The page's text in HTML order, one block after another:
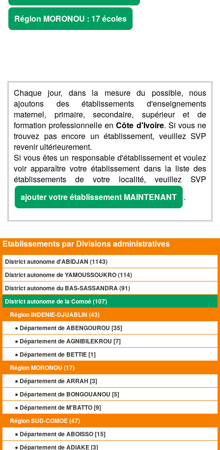
Région MORONOU : 17 écoles
Chaque jour, dans la mesure du possible, nous
ajoutons des établissements d'enseignements
maternel, primaire, secondaire, supérieur et de
formation professionnelle enCôte d'Ivoire. Si vous ne
trouvez pas encore un établissement, veuillez SVP
revenir ultérieurement.
Si vous êtes un responsable d'établissement et voulez
voir apparaître votre établissement dans la liste des
établissements de votre localité, veuillez SVP
ajouter votre établissement MAINTENANT
.
Etablissements par Divisions administratives
District autonome d'ABIDJAN (1143)
District autonome de YAMOUSSOUKRO (114)
District autonome du BAS-SASSANDRA (91)
District autonome de la Comoé (107)
Région INDENIE-DJUABLIN (43)
● Département de ABENGOUROU [35]
● Département de AGNIBILEKROU [7]
● Département de BETTIE [1]
Région MORONOU (17)
● Département de ARRAH [3]
● Département de BONGOUANOU [5]
● Département de M'BATTO [9]
Région SUD-COMOE (47)
● Département de ABOISSO [15]
● Département de ADIAKE [3]